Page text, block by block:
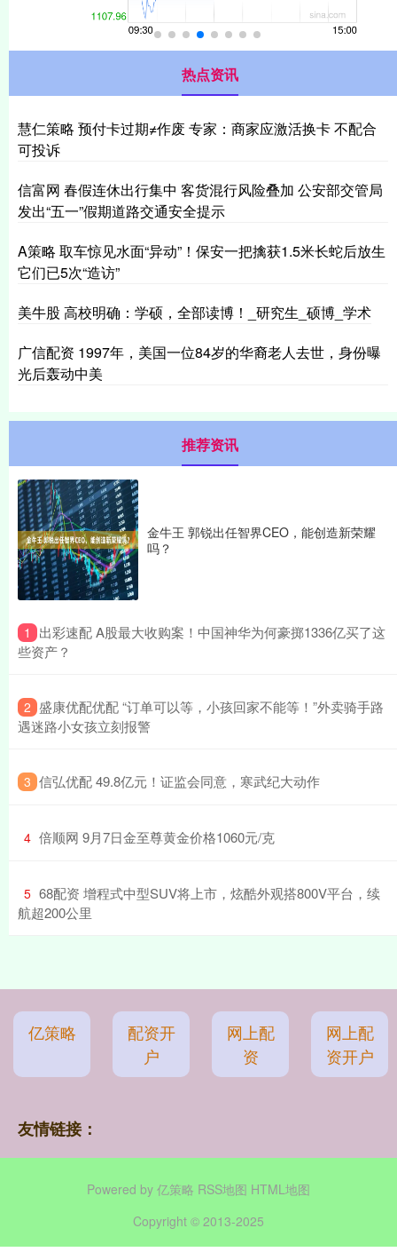
热点资讯
慧仁策略 预付卡过期≠作废 专家：商家应激活换卡 不配合
可投诉
信富网 春假连休出行集中 客货混行风险叠加 公安部交管局
发出“五一”假期道路交通安全提示
A策略 取车惊见水面“异动”！保安一把擒获1.5米长蛇后放生
它们已5次“造访”
美牛股 高校明确：学硕，全部读博！_研究生_硕博_学术
广信配资 1997年，美国一位84岁的华裔老人去世，身份曝
光后轰动中美
推荐资讯
金牛王 郭锐出任智界CEO，能创造新荣耀
吗？
1
​出彩速配 A股最大收购案！中国神华为何豪掷1336亿买了这
些资产？
2 ​盛康优配优配 “订单可以等，小孩回家不能等！”外卖骑手路
遇迷路小女孩立刻报警
3 ​信弘优配 49.8亿元！证监会同意，寒武纪大动作
4 ​倍顺网 9月7日金至尊黄金价格1060元/克
5 ​68配资 增程式中型SUV将上市，炫酷外观搭800V平台，续
航超200公里
亿策略
配资开
户
网上配
资
网上配
资开户
友情链接：
Powered by 亿策略 RSS地图 HTML地图
Copyright © 2013-2025